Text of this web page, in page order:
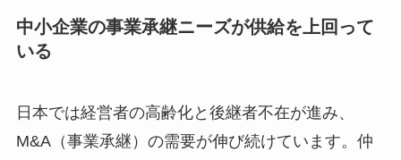
中小企業の事業承継ニーズが供給を上回って
いる
日本では経営者の高齢化と後継者不在が進み、
M&A（事業承継）の需要が伸び続けています。仲